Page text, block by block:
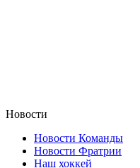
Новости
Новости Команды
Новости Фратрии
Наш хоккей